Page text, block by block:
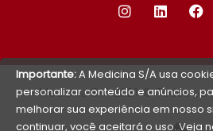
Medicina S/A 2021 © Todos os
Importante:A Medicina S/A usa
personalizar conteúdo e anúncios,
melhorar sua experiência em nosso
continuar, você aceitará o uso. Veja